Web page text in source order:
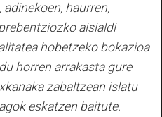
haurren,
aisialdi
hobetzeko bokazioa
horren arrakasta gure
zabaltzean islatu
eskatzen baitute.